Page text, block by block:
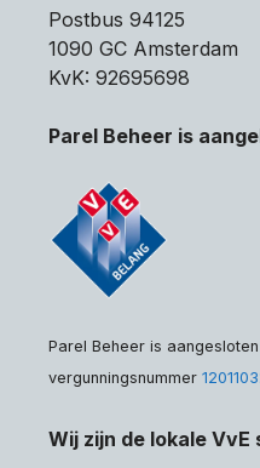
Postbus 94125
1090 GC Amsterdam
KvK: 92695698
Parel Beheer is
Parel Beheer is
vergunningsnummer
Wij zijn de lokale